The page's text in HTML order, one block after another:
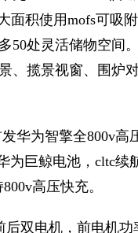
面积使用mofs可吸
50处灵活储物空间
、揽景视窗、围炉
华为智擎全800v
为巨鲸电池，cltc
高压快充。
双电机，前电机